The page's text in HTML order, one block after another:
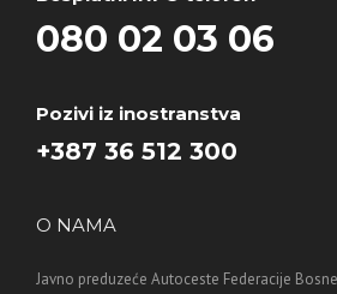
080 02 03 06
Pozivi iz inostranstva
+387 36 512 300
O NAMA
Javno preduzeće Autoceste Federacije